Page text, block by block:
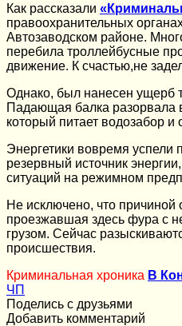
Как рассказали
правоохранительных
Автозаводском районе.
перебила троллейбусные
движение. К счастью,не
Однако, был нанесен ущерб
Падающая балка разорвала
который питает водозабор
Энергетики вовремя успели
резервный источник
ситуаций на режимном
Не исключено, что причиной
проезжавшая здесь фура с
грузом. Сейчас
происшествия.
Криминальная хроника В
ЧП
Поделись с друзьями
Добавить комментарий